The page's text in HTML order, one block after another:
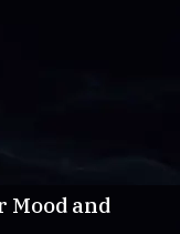
Mood and